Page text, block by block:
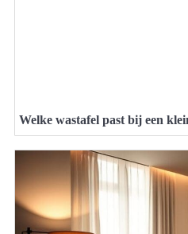
Welke wastafel past bij een